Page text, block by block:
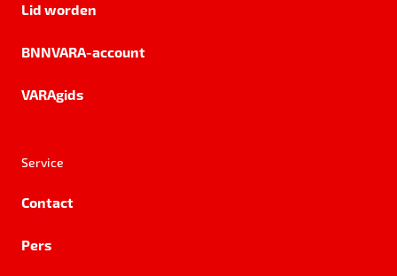
Lid worden
BNNVARA-account
VARAgids
Service
Contact
Pers